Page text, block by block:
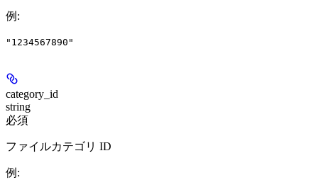
例 :
"1234567890"
category_id
string
必須
ファイルカテゴリ ID
例 :